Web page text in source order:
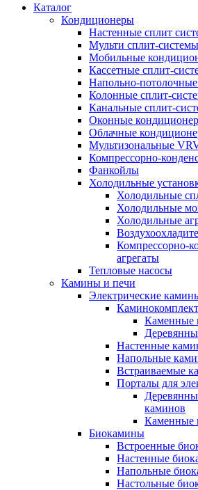
Каталог
Кондиционеры
Настенные сплит
Мульти сплит-системы
Мобильные
Кассетные сплит-
Напольно-
Колонные сплит-
Канальные сплит-
Оконные
Облачные
Мультизональные
Компрессорно-
Фанкойлы
Холодильные
Холодильные
Холодильные
Холодильные
Компрессорно-
агрегаты
Тепловые насосы
Камины и печи
Электрические
Каменные
Настенные
Напольные
Встраиваемые
Порталы для
каминов
Каменные
Биокамины
Встроенные
Настенные
Напольные
Настольные